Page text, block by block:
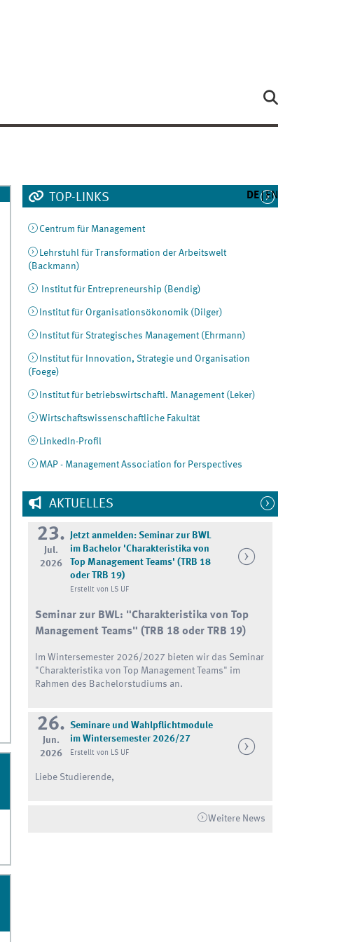
DE EN
TOP-LINKS
Centrum für Management
Lehrstuhl für Transformation der Arbeitswelt
(Backmann)
Institut für Entrepreneurship (Bendig)
Institut für Organisationsökonomik (Dilger)
Institut für Strategisches Management (Ehrmann)
Institut für Innovation, Strategie und Organisation
(Foege)
Institut für betriebswirtschaftl. Management (Leker)
Wirtschaftswissenschaftliche Fakultät
LinkedIn-Profil
MAP - Management Association for Perspectives
AKTUELLES
23.
Jul.
2026
Jetzt anmelden: Seminar zur BWL
im Bachelor 'Charakteristika von
Top Management Teams' (TRB 18
oder TRB 19)
Erstellt von LS UF
Seminar zur BWL: "Charakteristika von Top
Management Teams"(TRB 18 oder TRB 19)
Im Wintersemester 2026/2027 bieten wir das Seminar
"Charakteristika von Top Management Teams" im
Rahmen des Bachelorstudiums an.
26.
Jun.
2026
Seminare und Wahlpflichtmodule
im Wintersemester 2026/27
Erstellt von LS UF
Liebe Studierende,
Weitere News